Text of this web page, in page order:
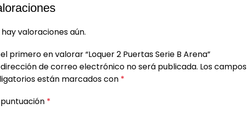
hay valoraciones aún.
primero en valorar “Loquer 2 Puertas Serie B Arena”
dirección de correo electrónico no será publicada. Los campos
están marcados con *
puntuación *